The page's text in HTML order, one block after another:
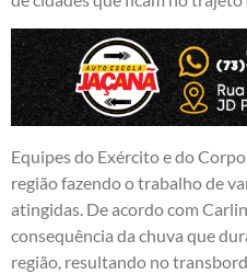
Equipes do Exército e do
região fazendo o trabalho de
atingidas. De acordo com
consequência da chuva que
região, resultando no